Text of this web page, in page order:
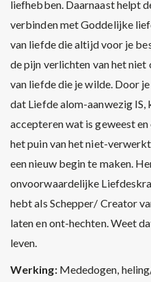
liefhebben. Daarnaast helpt
verbinden met Goddelijke
van liefde die altijd voor je
de pijn verlichten van het
van liefde die je wilde. Door
dat Liefde alom-aanwezig IS,
accepteren wat is geweest
het puin van het niet-
een nieuw begin te maken.
onvoorwaardelijke
hebt als Schepper/ Creator
laten en ont-hechten. Weet
leven.
Werking: Mededogen,